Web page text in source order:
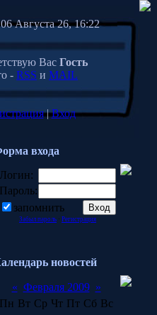
Августа 26, 16:22
Вас Гость
- RSS и MAIL
|Вход
входа
Логин:
Пароль:
запомнить
Забыл пароль · Регистрация
новостей
« Февраля 2009 »
Пн Вт Ср Чт Пт Сб Вс